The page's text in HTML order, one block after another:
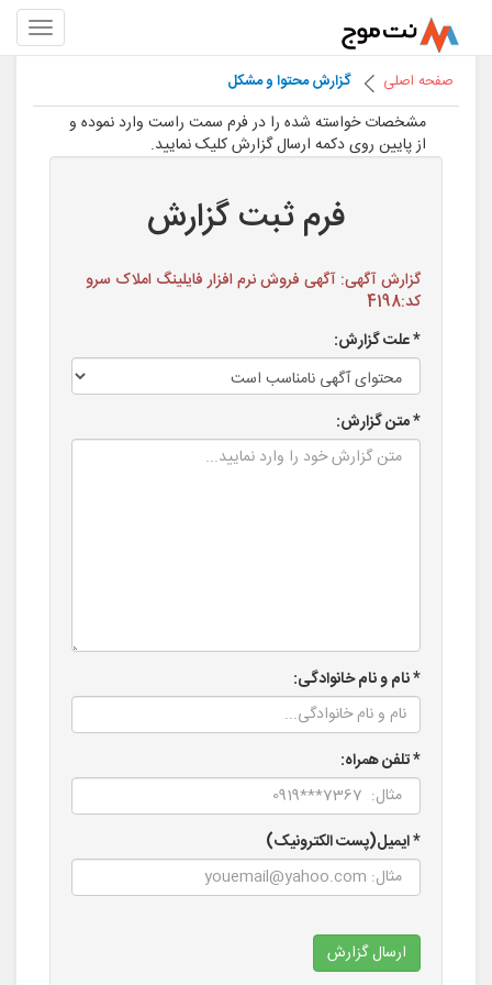
صفحه اصلی گزارش محتوا و مشکل
مشخصات خواسته شده را در فرم سمت راست وارد نموده و
از پایین روی دکمه ارسال گزارش کلیک نمایید.
فرم ثبت گزارش
گزارش آگهی: آگهی فروش نرم افزار فایلینگ املاک سرو
کد:4198
* علت گزارش:
* متن گزارش:
* نام و نام خانوادگی:
* تلفن همراه:
* ایمیل(پست الکترونیک)